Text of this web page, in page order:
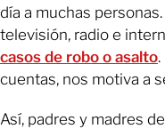
día a muchas
televisión, radio e
casos de robo o asalto
cuentas, nos motiva a
Así, padres y madres